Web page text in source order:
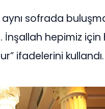
aynı sofrada
hepimiz için
ifadelerini kullandı.